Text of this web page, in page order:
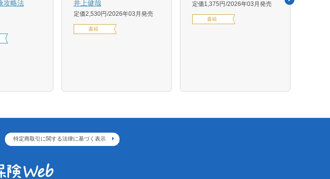
攻略法
井上健哉
定価2,530円 2026年03月発売
書籍
定価1,375円 2026年03月発売
書籍
特定商取引に関する法律に基づく表示